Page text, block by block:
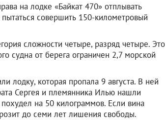
на лодке «Байкат 470» отплывать
совершить 150-километровый
сложности четыре, разряд четыре. Это
судна от берега ограничен 2,7 морской
лодку, которая пропала 9 августа. В ней
Сергея и племянника Илью нашли
на 50 килограммов. Если вина
до семи лет лишения свободы.